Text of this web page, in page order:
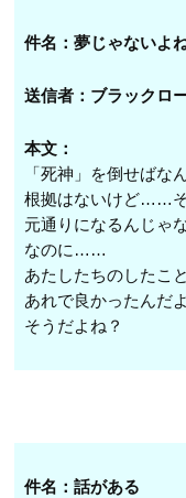
件名：夢じゃないよ
送信者：ブラックロ
本文：
「死神」を倒せばな
根拠はないけど……そ
元通りになるんじゃ
なのに……
あたしたちのしたこ
あれで良かったんだ
そうだよね？
件名：話がある